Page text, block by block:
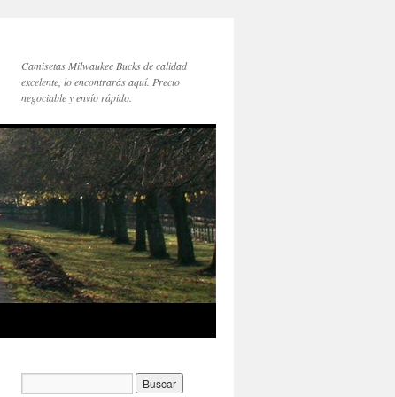
Camisetas Milwaukee Bucks de calidad
excelente, lo encontrarás aquí. Precio
negociable y envío rápido.